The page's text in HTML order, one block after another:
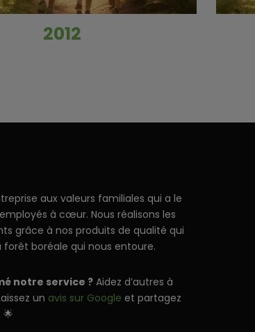
2012
aux valeurs familiales qui a le
à cœur. Nous réalisons les
grâce à nos produits de qualité qui
boréale qui nous entoure.
notre service ? Aidez d’autres à
un avis sur Google et partagez